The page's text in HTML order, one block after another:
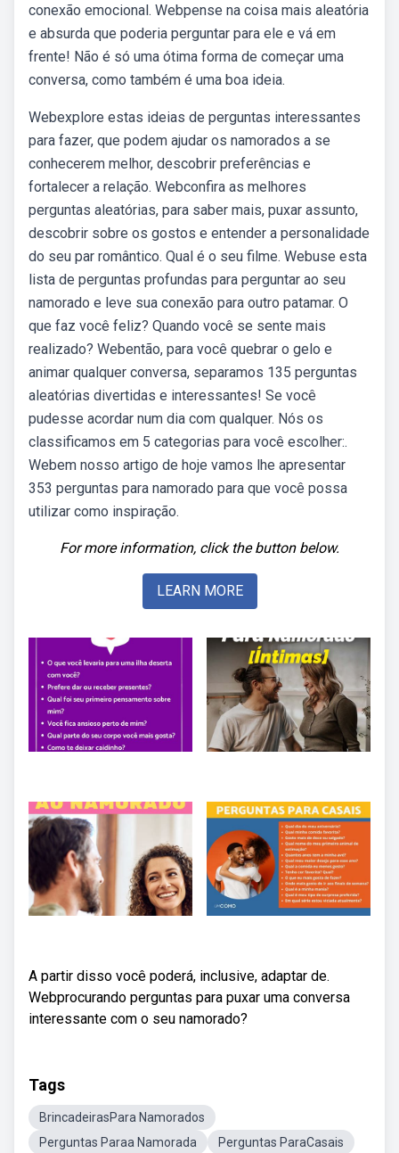
conexão emocional. Webpense na coisa mais aleatória
e absurda que poderia perguntar para ele e vá em
frente! Não é só uma ótima forma de começar uma
conversa, como também é uma boa ideia.
Webexplore estas ideias de perguntas interessantes
para fazer, que podem ajudar os namorados a se
conhecerem melhor, descobrir preferências e
fortalecer a relação. Webconfira as melhores
perguntas aleatórias, para saber mais, puxar assunto,
descobrir sobre os gostos e entender a personalidade
do seu par romântico. Qual é o seu filme. Webuse esta
lista de perguntas profundas para perguntar ao seu
namorado e leve sua conexão para outro patamar. O
que faz você feliz? Quando você se sente mais
realizado? Webentão, para você quebrar o gelo e
animar qualquer conversa, separamos 135 perguntas
aleatórias divertidas e interessantes! Se você
pudesse acordar num dia com qualquer. Nós os
classificamos em 5 categorias para você escolher:.
Webem nosso artigo de hoje vamos lhe apresentar
353 perguntas para namorado para que você possa
utilizar como inspiração.
For more information, click the button below.
LEARN MORE
A partir disso você poderá, inclusive, adaptar de.
Webprocurando perguntas para puxar uma conversa
interessante com o seu namorado?
Tags
BrincadeirasPara Namorados
Perguntas Paraa Namorada
Perguntas ParaCasais